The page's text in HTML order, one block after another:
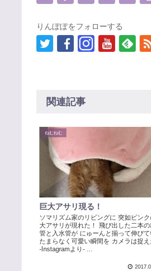
りんぽぽをフォローする
関連記事
ねむねむ
巨大アサリ現る！
ソマリズム家のリビングに 突如ピンク
大アサリが現れた！ 飛び出した二本の
管と入水管が にゅーんと揃って伸びて
たまらなく可愛い瞬間を カメラは捉え
-Instagramより- ...